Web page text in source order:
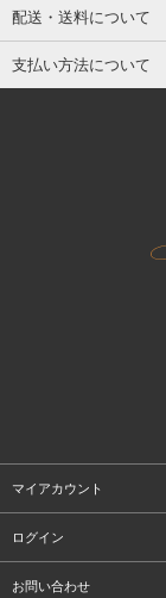
配送・送料について
支払い方法について
マイアカウント
ログイン
お問い合わせ